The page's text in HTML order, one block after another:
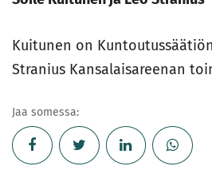
Kuitunen on
Stranius Kansalaisareenan
Jaa somessa: